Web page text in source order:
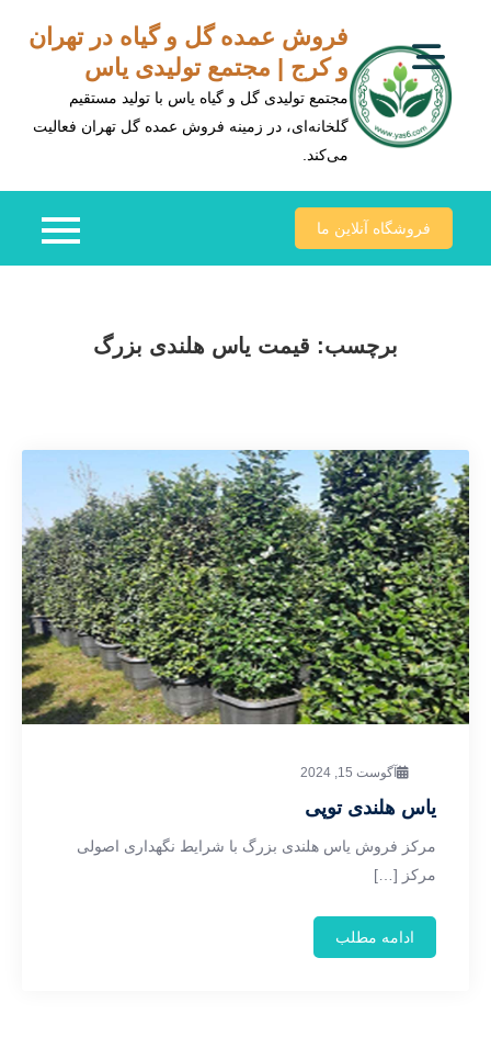
content
فروش عمده گل و گیاه در تهران
و کرج | مجتمع تولیدی یاس
مجتمع تولیدی گل و گیاه یاس با تولید مستقیم
گلخانه‌ای، در زمینه فروش عمده گل تهران فعالیت
می‌کند.
فروشگاه آنلاین ما
برچسب: قیمت یاس هلندی بزرگ
آگوست 15, 2024
یاس هلندی توپی
مرکز فروش یاس هلندی بزرگ با شرایط نگهداری اصولی
مرکز […]
ادامه مطلب